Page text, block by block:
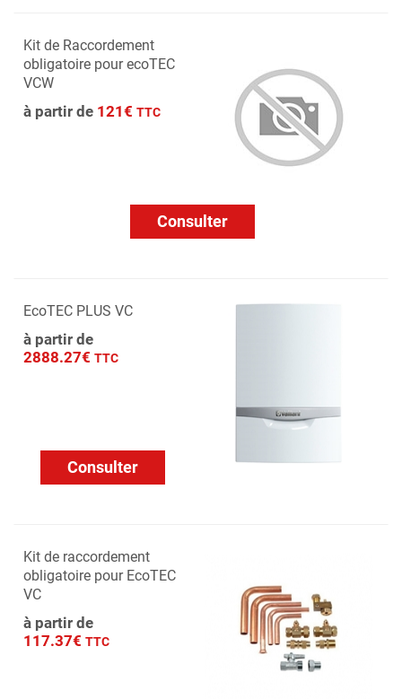
Kit de Raccordement
obligatoire pour ecoTEC
VCW
à partir de 121€ TTC
Consulter
EcoTEC PLUS VC
à partir de
2888.27€ TTC
Consulter
Kit de raccordement
obligatoire pour EcoTEC
VC
à partir de
117.37€ TTC